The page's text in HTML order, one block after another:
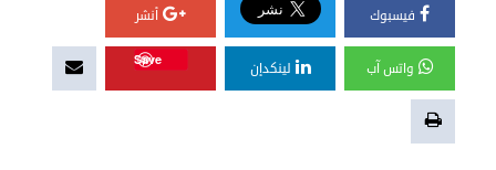
فيسبوك أنشر
واتس آب لينكدإن
Save